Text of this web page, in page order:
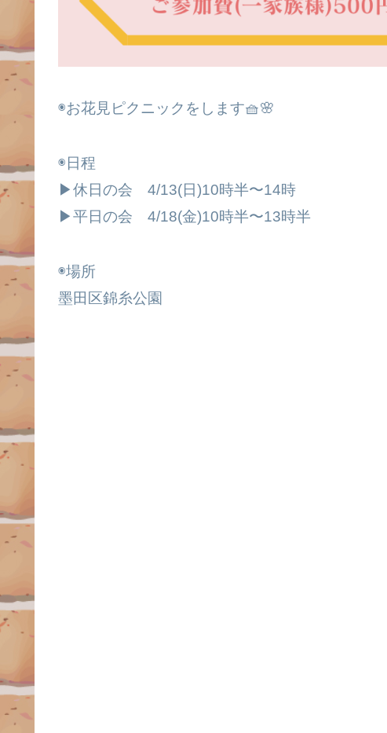
◉お花見ピクニックをします🧺🌸
◉日程
▶︎休日の会 4/13(日)10時半〜14時
▶︎平日の会 4/18(金)10時半〜13時半
◉場所
墨田区錦糸公園